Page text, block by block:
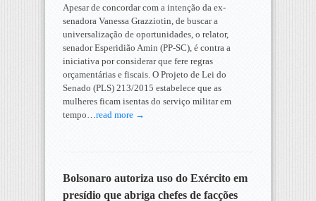
Apesar de concordar com a intenção da ex-
senadora Vanessa Grazziotin, de buscar a
universalização de oportunidades, o relator,
senador Esperidião Amin (PP-SC), é contra a
iniciativa por considerar que fere regras
orçamentárias e fiscais. O Projeto de Lei do
Senado (PLS) 213/2015 estabelece que as
mulheres ficam isentas do serviço militar em
tempo…read more →
Bolsonaro autoriza uso do Exército em
presídio que abriga chefes de facções